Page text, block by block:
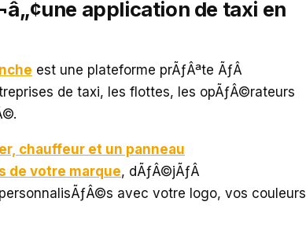
application de taxi en
est une plateforme prÃƒÂªte ÃƒÂ
de taxi, les flottes, les opÃƒÂ©rateurs
chauffeur et un panneau
de votre marque, dÃƒÂ©jÃƒÂ
avec votre logo, vos couleurs